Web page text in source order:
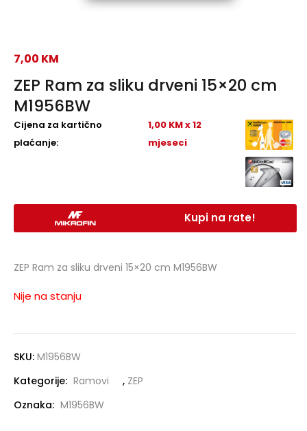
ZEP Ram za sliku drveni 15×20 cm
M1956BW
7,00 KM
Cijena za kartično
plaćanje:
1,00 KM x 12
mjeseci
Kupi na rate!
ZEP Ram za sliku drveni 15×20 cm M1956BW
Nije na stanju
SKU: M1956BW
Kategorije: Ramovi , ZEP
Oznaka: M1956BW